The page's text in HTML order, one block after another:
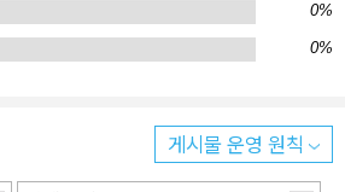
사례로 파고든다. 설명할 도리가 없던 참
으로 바라보도록 하고 결국 벗어날 수
의 역사를 거쳐오며 유전자에 기록되어
서 발현되어 거대한 문명을 구축하고 인
0%
0%
게시물 운영 원칙